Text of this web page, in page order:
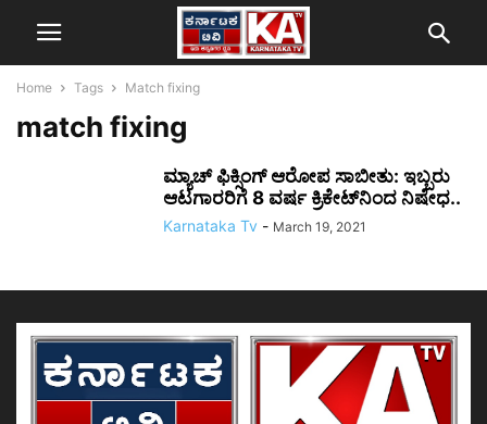
Home Tags Match fixing
match fixing
ಮ್ಯಾಚ್ ಫಿಕ್ಸಿಂಗ್ ಆರೋಪ ಸಾಬೀತು: ಇಬ್ಬರು
ಆಟಗಾರರಿಗೆ 8 ವರ್ಷ ಕ್ರಿಕೇಟ್‌ನಿಂದ ನಿಷೇಧ..
Karnataka Tv - March 19, 2021